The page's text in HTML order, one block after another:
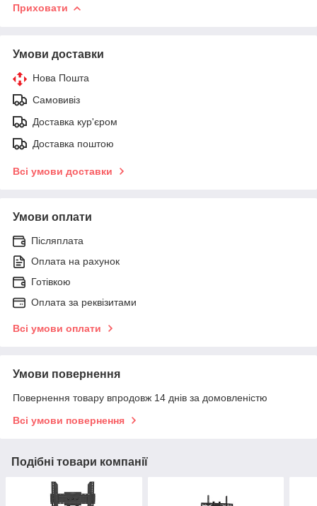
Приховати
Умови доставки
Нова Пошта
Самовивіз
Доставка кур'єром
Доставка поштою
Всі умови доставки
Умови оплати
Післяплата
Оплата на рахунок
Готівкою
Оплата за реквізитами
Всі умови оплати
Умови повернення
Повернення товару впродовж 14 днів за домовленістю
Всі умови повернення
Подібні товари компанії